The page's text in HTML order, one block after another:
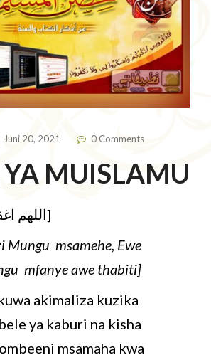
Juni 20, 2021 0 Comments
MUISLAMU
[اللهم
Mungu msamehe, Ewe
mfanye awe thabiti]
ya kaburi na kisha
msamaha kwa